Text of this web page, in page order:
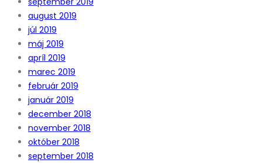
august 2019
júl 2019
máj 2019
apríl 2019
marec 2019
február 2019
január 2019
december 2018
november 2018
október 2018
september 2018